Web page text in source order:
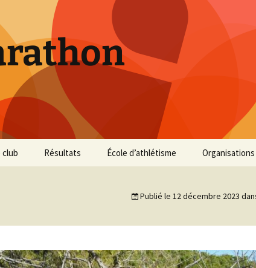
club
du club
Résultats
Courses 2023
École d’athlétisme Organisations
Publié le 12 décembre 2023